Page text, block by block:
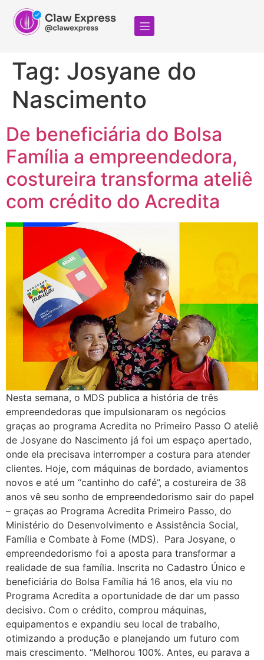
Tag: Josyane do
Nascimento
De beneficiária do Bolsa
Família a empreendedora,
costureira transforma ateliê
com crédito do Acredita
Nesta semana, o MDS publica a história de três
empreendedoras que impulsionaram os negócios
graças ao programa Acredita no Primeiro Passo O ateliê
de Josyane do Nascimento já foi um espaço apertado,
onde ela precisava interromper a costura para atender
clientes. Hoje, com máquinas de bordado, aviamentos
novos e até um “cantinho do café”, a costureira de 38
anos vê seu sonho de empreendedorismo sair do papel
– graças ao Programa Acredita Primeiro Passo, do
Ministério do Desenvolvimento e Assistência Social,
Família e Combate à Fome (MDS). Para Josyane, o
empreendedorismo foi a aposta para transformar a
realidade de sua família. Inscrita no Cadastro Único e
beneficiária do Bolsa Família há 16 anos, ela viu no
Programa Acredita a oportunidade de dar um passo
decisivo. Com o crédito, comprou máquinas,
equipamentos e expandiu seu local de trabalho,
otimizando a produção e planejando um futuro com
mais crescimento. “Melhorou 100%. Antes, eu parava a